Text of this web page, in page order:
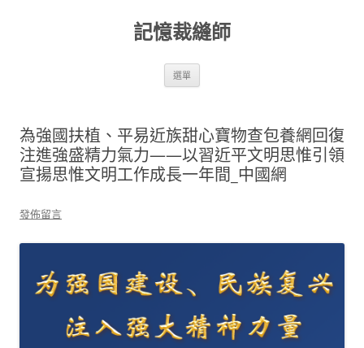
記憶裁縫師
選單
為強國扶植、平易近族甜心寶物查包養網回復
注進強盛精力氣力——以習近平文明思惟引領
宣揚思惟文明工作成長一年間_中國網
發佈留言